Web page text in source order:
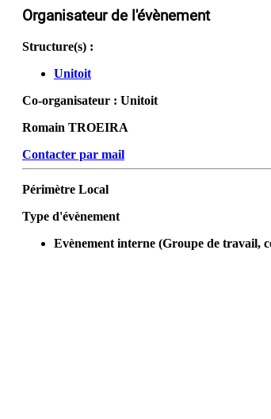
Organisateur de l'évènement
Structure(s) :
Unitoit
Co-organisateur : Unitoit
Romain TROEIRA
Contacter par mail
Périmètre Local
Type d'évènement
Evènement interne (Groupe de travail,